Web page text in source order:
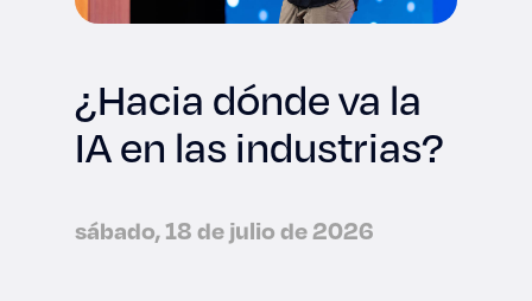
¿Hacia dónde va la
IA en las industrias?
sábado, 18 de julio de 2026